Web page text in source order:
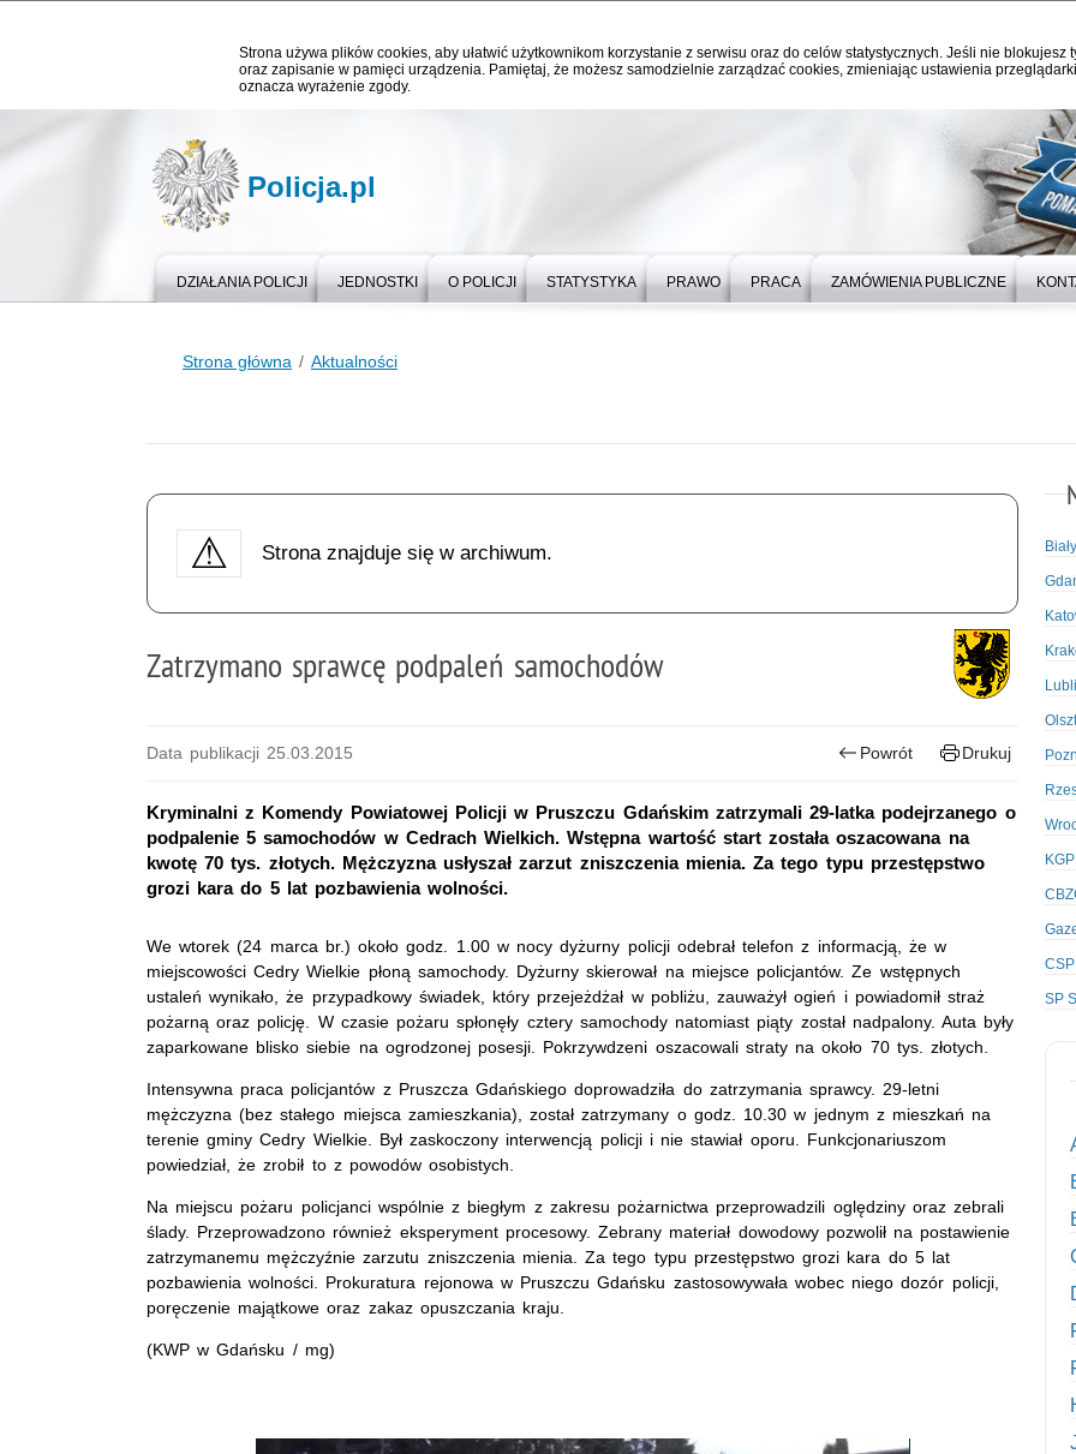
Strona używa plików cookies, aby ułatwić użytkownikom korzystanie z serwisu oraz do celów statystycznych. Jeśli nie blokujesz
oraz zapisanie w pamięci urządzenia. Pamiętaj, że możesz samodzielnie zarządzać cookies, zmieniając ustawienia
oznacza wyrażenie zgody.
Policja.pl
DZIAŁANIA POLICJI JEDNOSTKI O POLICJI STATYSTYKA PRAWO PRACA ZAMÓWIENIA PUBLICZNE
Strona główna Aktualności
Strona znajduje się w archiwum.
Zatrzymano sprawcę podpaleń samochodów
Data publikacji 25.03.2015 Powrót Drukuj
Kryminalni z Komendy Powiatowej Policji w Pruszczu Gdańskim zatrzymali 29-latka podejrzanego o
podpalenie 5 samochodów w Cedrach Wielkich. Wstępna wartość start została oszacowana na
kwotę 70 tys. złotych. Mężczyzna usłyszał zarzut zniszczenia mienia. Za tego typu przestępstwo
grozi kara do 5 lat pozbawienia wolności.
We wtorek (24 marca br.) około godz. 1.00 w nocy dyżurny policji odebrał telefon z informacją, że w
miejscowości Cedry Wielkie płoną samochody. Dyżurny skierował na miejsce policjantów. Ze wstępnych
ustaleń wynikało, że przypadkowy świadek, który przejeżdżał w pobliżu, zauważył ogień i powiadomił straż
pożarną oraz policję. W czasie pożaru spłonęły cztery samochody natomiast piąty został nadpalony. Auta były
zaparkowane blisko siebie na ogrodzonej posesji. Pokrzywdzeni oszacowali straty na około 70 tys. złotych.
Intensywna praca policjantów z Pruszcza Gdańskiego doprowadziła do zatrzymania sprawcy. 29-letni
mężczyzna (bez stałego miejsca zamieszkania), został zatrzymany o godz. 10.30 w jednym z mieszkań na
terenie gminy Cedry Wielkie. Był zaskoczony interwencją policji i nie stawiał oporu. Funkcjonariuszom
powiedział, że zrobił to z powodów osobistych.
Na miejscu pożaru policjanci wspólnie z biegłym z zakresu pożarnictwa przeprowadzili oględziny oraz zebrali
ślady. Przeprowadzono również eksperyment procesowy. Zebrany materiał dowodowy pozwolił na postawienie
zatrzymanemu mężczyźnie zarzutu zniszczenia mienia. Za tego typu przestępstwo grozi kara do 5 lat
pozbawienia wolności. Prokuratura rejonowa w Pruszczu Gdańsku zastosowywała wobec niego dozór policji,
poręczenie majątkowe oraz zakaz opuszczania kraju.
(KWP w Gdańsku / mg)
KGP
SP